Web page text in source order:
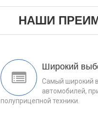
НАШИ
Широкий
Самый широкий
автомобилей,
полуприцепной техники.